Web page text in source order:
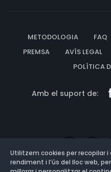
METODOLOGIA FAQ
PREMSA
AVÍS LEGAL
POLÍTICA
Amb el suport de:
Utilitzem cookies per recopilar
rendiment i l’ús del lloc web,